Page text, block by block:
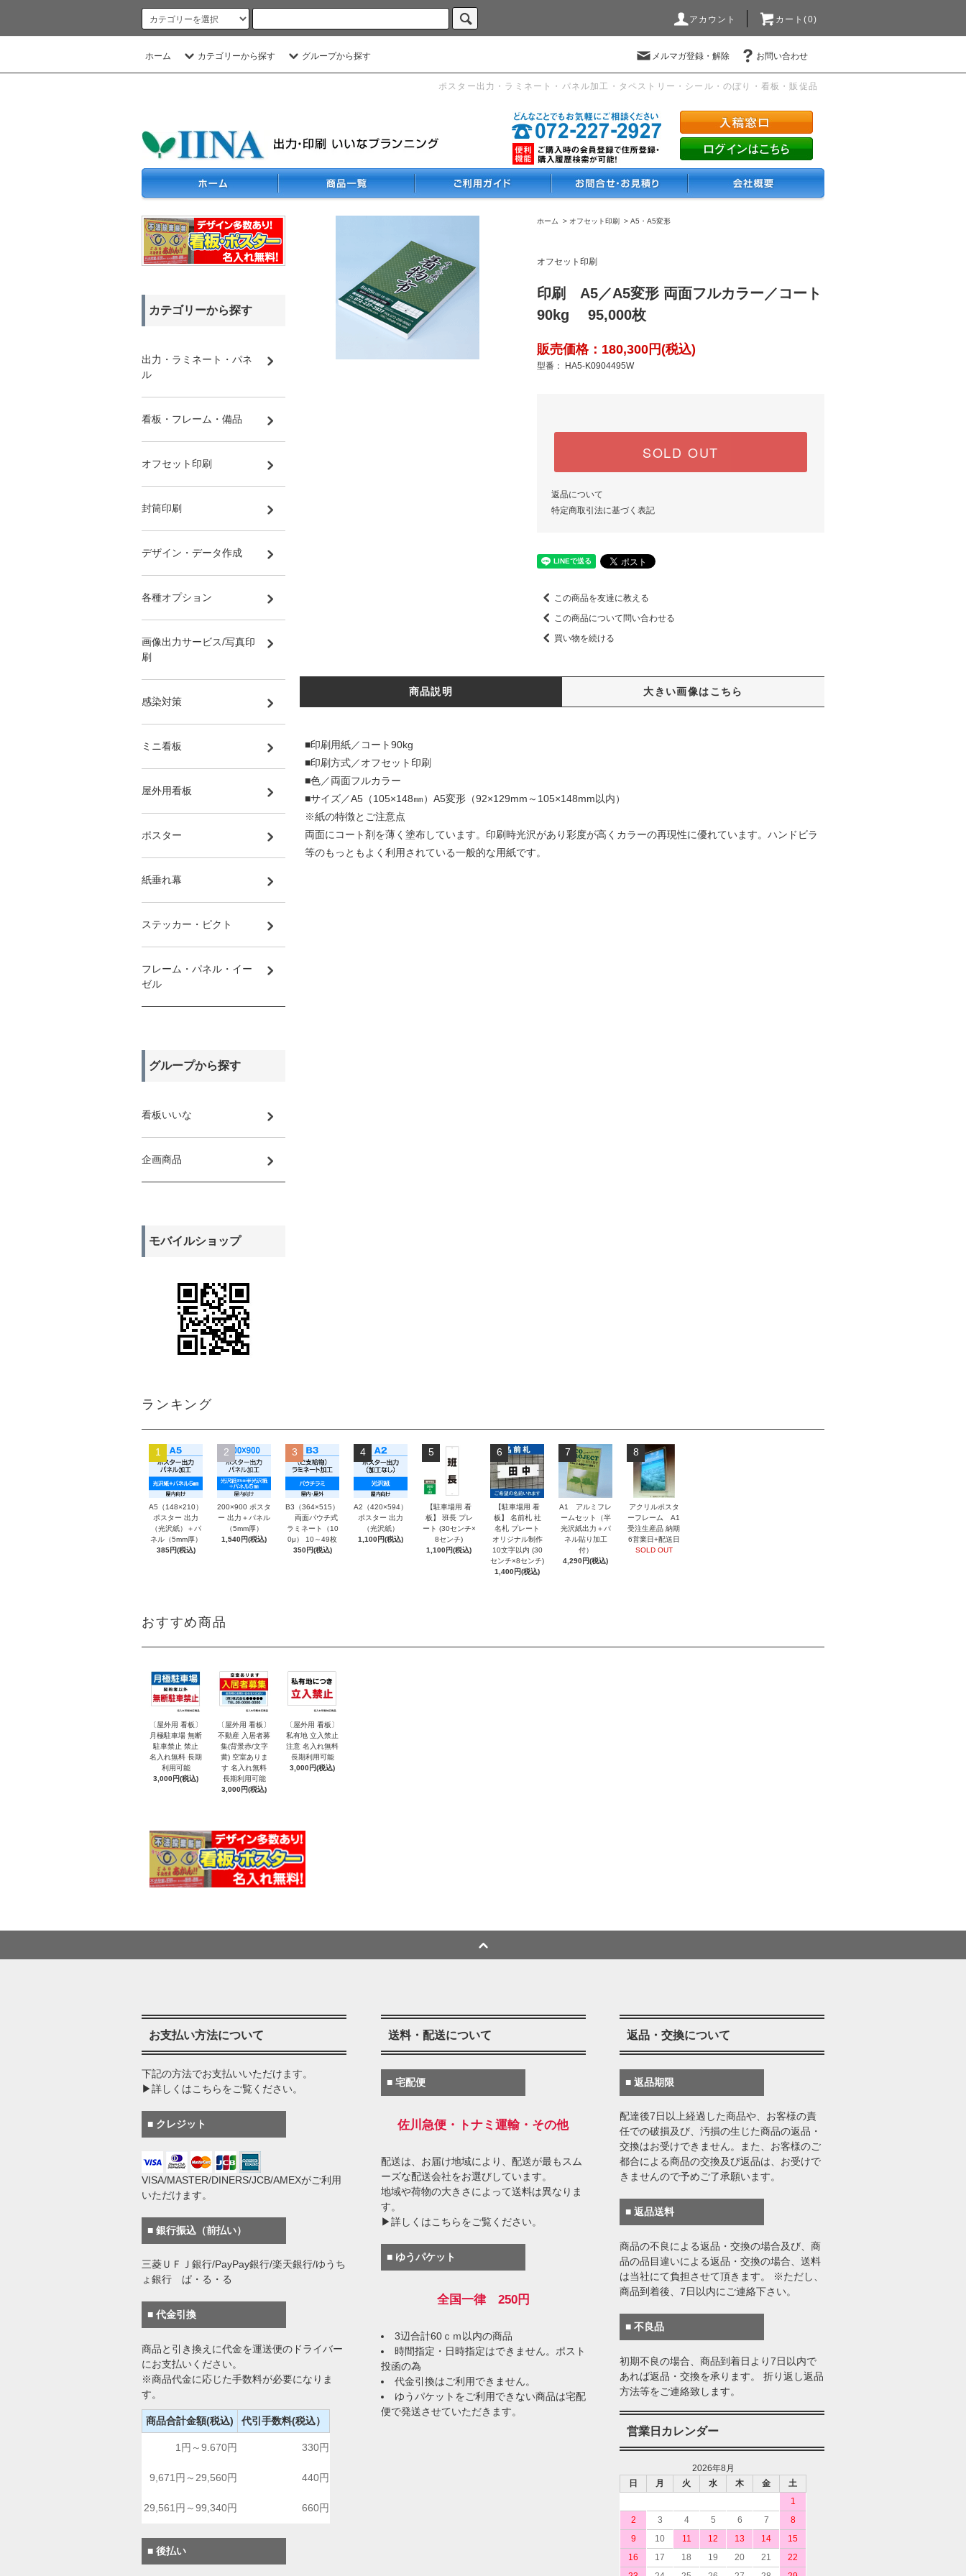
アカウント カート(0)
ホーム カテゴリーから探す グループから探す メルマガ登録・解除 お問い合わせ
ポスター出力・ラミネート・パネル加工・タペストリー・シール・のぼり・看板・販促品
ホーム > オフセット印刷 > A5・A5変形
オフセット印刷
印刷 A5／A5変形 両面フルカラー／コート
90kg 95,000枚
販売価格：180,300円(税込)
型番： HA5-K0904495W
SOLD OUT
返品について
特定商取引法に基づく表記
この商品を友達に教える
この商品について問い合わせる
買い物を続ける
商品説明 大きい画像はこちら
■印刷用紙／コート90kg
■印刷方式／オフセット印刷
■色／両面フルカラー
■サイズ／A5（105×148㎜）A5変形（92×129mm～105×148mm以内）
※紙の特徴とご注意点
両面にコート剤を薄く塗布しています。印刷時光沢があり彩度が高くカラーの再現性に優れています。ハンドビラ
等のもっともよく利用されている一般的な用紙です。
カテゴリーから探す
出力・ラミネート・パネ
ル
看板・フレーム・備品
オフセット印刷
封筒印刷
デザイン・データ作成
各種オプション
画像出力サービス/写真印
刷
感染対策
ミニ看板
屋外用看板
ポスター
紙垂れ幕
ステッカー・ピクト
フレーム・パネル・イー
ゼル
グループから探す
看板いいな
企画商品
モバイルショップ
ランキング
1
A5（148×210）
ポスター 出力
（光沢紙）＋パ
ネル（5mm厚）
385円(税込)
2
200×900 ポスタ
ー 出力＋パネル
（5mm厚）
1,540円(税込)
3
B3（364×515）
両面パウチ式
ラミネート（10
0μ） 10～49枚
350円(税込)
4
A2（420×594）
ポスター 出力
（光沢紙）
1,100円(税込)
5
【駐車場用 看
板】 班長 プレ
ート (30センチ×
8センチ)
1,100円(税込)
6
【駐車場用 看
板】 名前札 社
名札 プレート
オリジナル制作
10文字以内 (30
センチ×8センチ)
1,400円(税込)
7
A1 アルミフレ
ームセット（半
光沢紙出力＋パ
ネル貼り加工
付）
4,290円(税込)
8
アクリルポスタ
ーフレーム A1
受注生産品 納期
6営業日+配送日
SOLD OUT
おすすめ商品
〔屋外用 看板〕
月極駐車場 無断
駐車禁止 禁止
名入れ無料 長期
利用可能
3,000円(税込)
〔屋外用 看板〕
不動産 入居者募
集(背景赤/文字
黄) 空室ありま
す 名入れ無料
長期利用可能
3,000円(税込)
〔屋外用 看板〕
私有地 立入禁止
注意 名入れ無料
長期利用可能
3,000円(税込)
お支払い方法について
下記の方法でお支払いいただけます。
▶詳しくはこちらをご覧ください。
■ クレジット
VISA/MASTER/DINERS/JCB/AMEXがご利用
いただけます。
■ 銀行振込（前払い）
三菱ＵＦＪ銀行/PayPay銀行/楽天銀行/ゆうち
ょ銀行 ぱ・る・る
■ 代金引換
商品と引き換えに代金を運送便のドライバー
にお支払いください。
※商品代金に応じた手数料が必要になりま
す。
商品合計金額(税込) 代引手数料(税込）
1円～9.670円 330円
9,671円～29,560円 440円
29,561円～99,340円 660円
■ 後払い
送料・配送について
■ 宅配便
佐川急便・トナミ運輸・その他
配送は、お届け地域により、配送が最もスム
ーズな配送会社をお選びしています。
地域や荷物の大きさによって送料は異なりま
す。
▶詳しくはこちらをご覧ください。
■ ゆうパケット
全国一律 250円
3辺合計60ｃｍ以内の商品
時間指定・日時指定はできません。ポスト
投函の為
代金引換はご利用できません。
ゆうパケットをご利用できない商品は宅配
便で発送させていただきます。
返品・交換について
■ 返品期限
配達後7日以上経過した商品や、お客様の責
任での破損及び、汚損の生じた商品の返品・
交換はお受けできません。また、お客様のご
都合による商品の交換及び返品は、お受けで
きませんので予めご了承願います。
■ 返品送料
商品の不良による返品・交換の場合及び、商
品の品目違いによる返品・交換の場合、送料
は当社にて負担させて頂きます。 ※ただし、
商品到着後、7日以内にご連絡下さい。
■ 不良品
初期不良の場合、商品到着日より7日以内で
あれば返品・交換を承ります。 折り返し返品
方法等をご連絡致します。
営業日カレンダー
2026年8月
日
月 火 水 木 金
土
1
2
3 4 5 6 7
8
9
10 11 12 13 14
15
16
17 18 19 20 21
22